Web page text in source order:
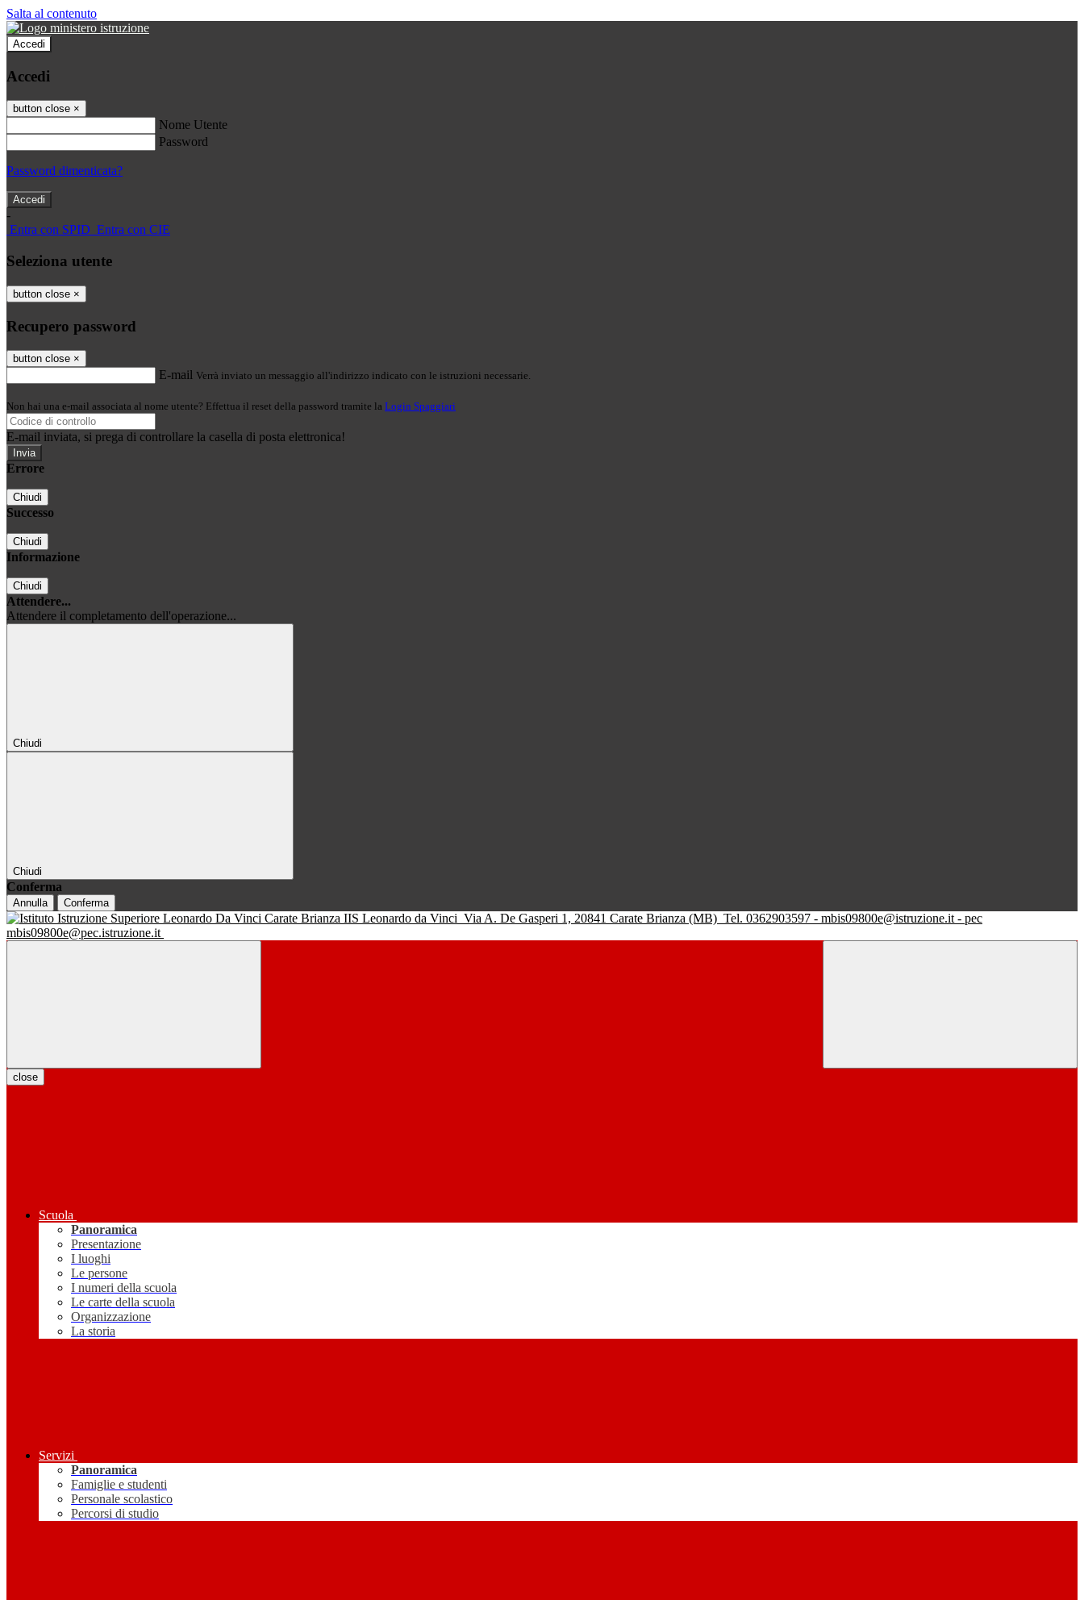
Salta al contenuto
Accedi
Accedi
button close ×
Nome Utente
Password
Password dimenticata?
-
Entra con SPID Entra con CIE
Seleziona utente
button close ×
Recupero password
button close ×
E-mail Verrà inviato un messaggio all'indirizzo indicato con le istruzioni necessarie.
Non hai una e-mail associata al nome utente? Effettua il reset della password tramite la Login Spaggiari
E-mail inviata, si prega di controllare la casella di posta elettronica!
Errore
Chiudi
Successo
Chiudi
Informazione
Chiudi
Attendere...
Attendere il completamento dell'operazione...
Chiudi
Chiudi
Conferma
Annulla Conferma
IIS Leonardo da Vinci Via A. De Gasperi 1, 20841 Carate Brianza (MB) Tel. 0362903597 - mbis09800e@istruzione.it - pec
mbis09800e@pec.istruzione.it
close
Scuola
Panoramica
Presentazione
I luoghi
Le persone
I numeri della scuola
Le carte della scuola
Organizzazione
La storia
Servizi
Panoramica
Famiglie e studenti
Personale scolastico
Percorsi di studio